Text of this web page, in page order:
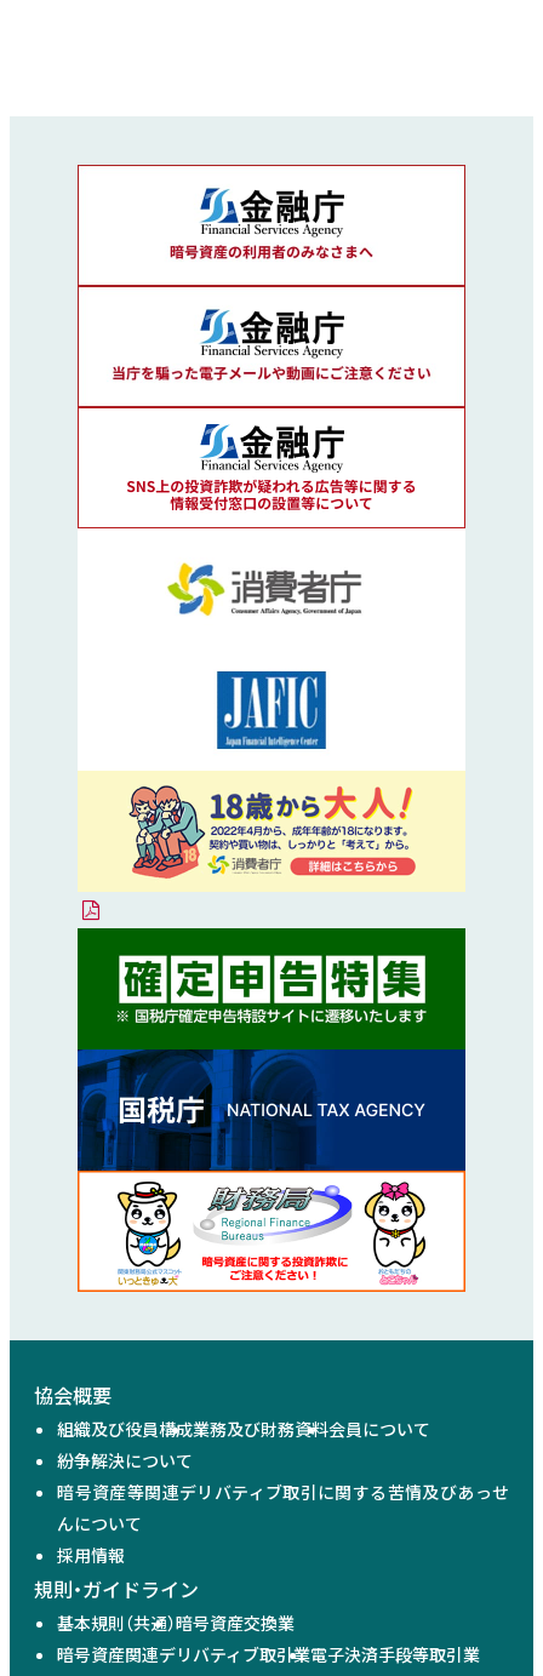
協会概要
組織及び役員構成業務及び財務資料会員について
紛争解決について
暗号資産等関連デリバティブ取引に関する苦情及びあっせ
んについて
採用情報
規則・ガイドライン
基本規則（共通）暗号資産交換業
暗号資産関連デリバティブ取引業電子決済手段等取引業